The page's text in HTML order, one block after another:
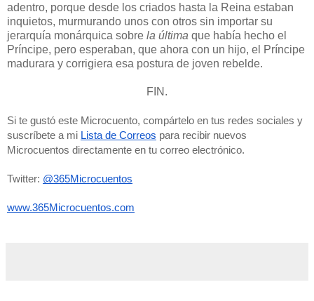
adentro, porque desde los criados hasta la Reina estaban
inquietos, murmurando unos con otros sin importar su
jerarquía monárquica sobre la última que había hecho el
Príncipe, pero esperaban, que ahora con un hijo, el Príncipe
madurara y corrigiera esa postura de joven rebelde.
FIN.
Si te gustó este Microcuento, compártelo en tus redes sociales y
suscríbete a mi Lista de Correos para recibir nuevos
Microcuentos directamente en tu correo electrónico.
Twitter: @365Microcuentos
www.365Microcuentos.com